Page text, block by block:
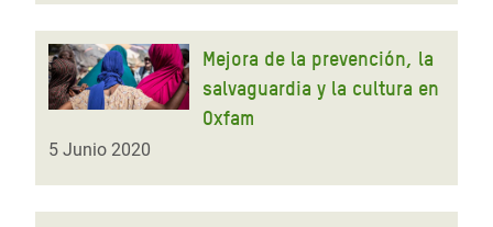
navegación
Mejora de la prevención, la
salvaguardia y la cultura en
Oxfam
5 Junio 2020